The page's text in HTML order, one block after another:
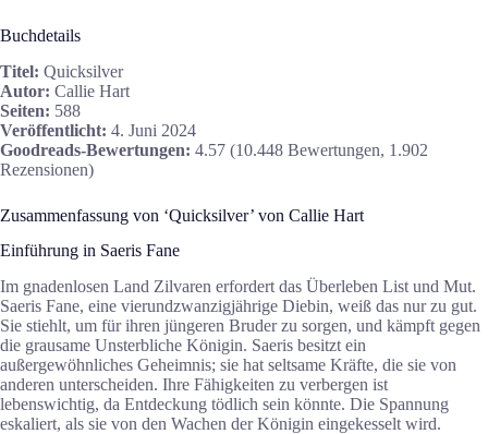
Buchdetails
Titel: Quicksilver
Autor: Callie Hart
Seiten: 588
Veröffentlicht: 4. Juni 2024
Goodreads-Bewertungen: 4.57 (10.448 Bewertungen, 1.902
Rezensionen)
Zusammenfassung von ‘Quicksilver’ von Callie Hart
Einführung in Saeris Fane
Im gnadenlosen Land Zilvaren erfordert das Überleben List und Mut.
Saeris Fane, eine vierundzwanzigjährige Diebin, weiß das nur zu gut.
Sie stiehlt, um für ihren jüngeren Bruder zu sorgen, und kämpft gegen
die grausame Unsterbliche Königin. Saeris besitzt ein
außergewöhnliches Geheimnis; sie hat seltsame Kräfte, die sie von
anderen unterscheiden. Ihre Fähigkeiten zu verbergen ist
lebenswichtig, da Entdeckung tödlich sein könnte. Die Spannung
eskaliert, als sie von den Wachen der Königin eingekesselt wird.